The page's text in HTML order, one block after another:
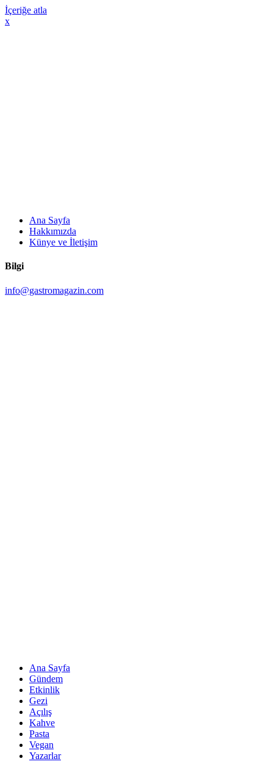
İçeriğe atla
x
Ana Sayfa
Hakkımızda
Künye ve İletişim
Bilgi
info@gastromagazin.com
Ana Sayfa
Gündem
Etkinlik
Gezi
Açılış
Kahve
Pasta
Vegan
Yazarlar